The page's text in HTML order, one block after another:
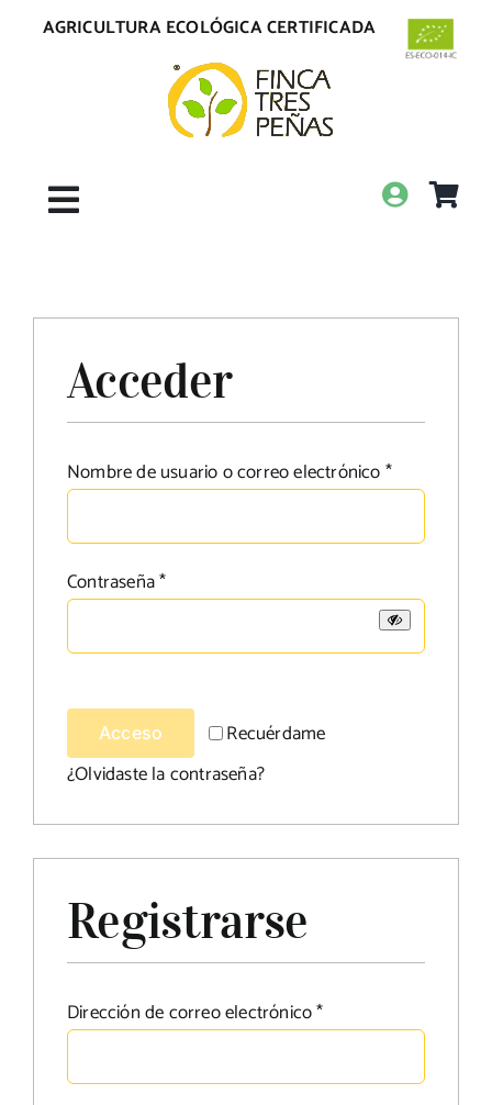
AGRICULTURA ECOLÓGICA CERTIFICADA
Toggle
Tienda
Envíos
HORECA
Acceder
Nombre de usuario o correo electrónico*Obligatorio
Contraseña*Obligatorio
Recuérdame
Acceso
¿Olvidaste la contraseña?
Registrarse
Dirección de correo electrónico*Obligatorio